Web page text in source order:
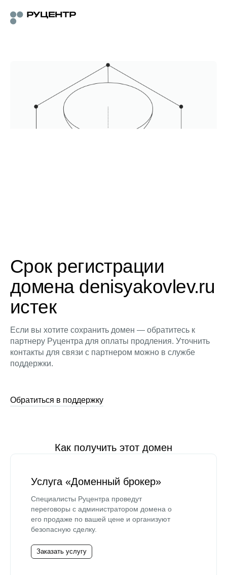
Срок регистрации
домена denisyakovlev.ru
истек
Если вы хотите сохранить домен — обратитесь к
партнеру Руцентра для оплаты продления. Уточнить
контакты для связи с партнером можно в службе
поддержки.
Обратиться в поддержку
Как получить этот домен
Услуга «Доменный брокер»
Специалисты Руцентра проведут
переговоры с администратором домена о
его продаже по вашей цене и организуют
безопасную сделку.
Заказать услугу